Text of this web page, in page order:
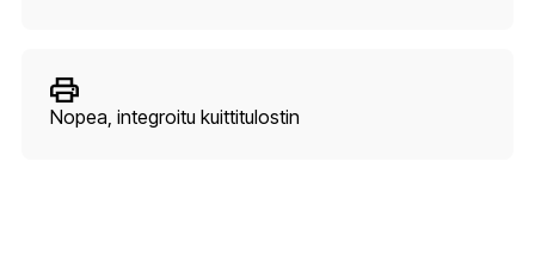
Nopea, integroitu kuittitulostin